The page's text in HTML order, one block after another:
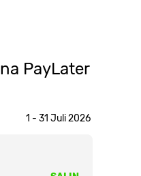
PayLater
1 - 31 Juli 2026